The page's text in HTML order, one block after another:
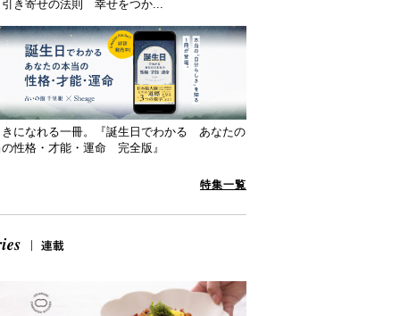
き寄せの法則 幸せをつか...
きになれる一冊。『誕生日でわかる あなたの
性格・才能・運命 完全版』
特集一覧